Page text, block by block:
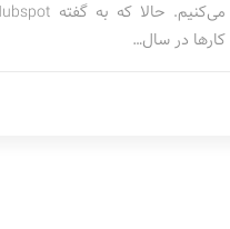
کارها در سال…